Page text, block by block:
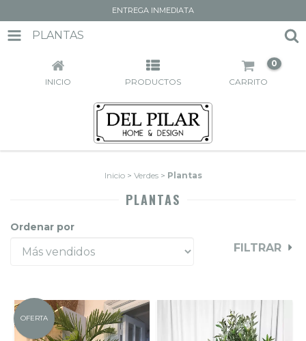
ENTREGA INMEDIATA
PLANTAS
INICIO PRODUCTOS CARRITO
0
Inicio > Verdes > Plantas
PLANTAS
Ordenar por
FILTRAR
OFERTA